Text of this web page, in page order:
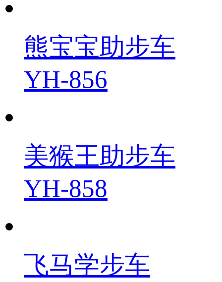
熊宝宝助步车
YH-856
美猴王助步车
YH-858
飞马学步车